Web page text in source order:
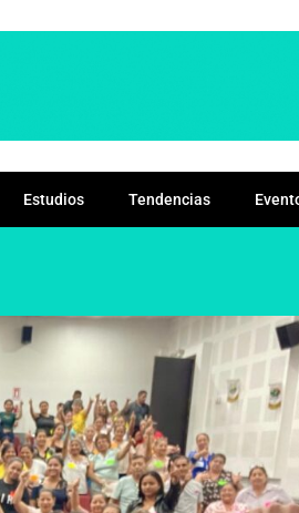
Estudios Tendencias